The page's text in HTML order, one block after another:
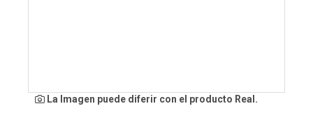
La Imagen puede diferir con el producto Real.